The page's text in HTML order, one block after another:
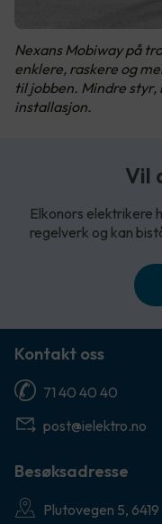
Nexans Mobiway på
enklere, raskere og
til jobben. Mindre
installasjon.
Vil
Elkonors elektrikere
regelverk og kan
Kontakt oss
71 40 40 40
post@ielektro.no
Besøksadresse
Plutovegen 5,